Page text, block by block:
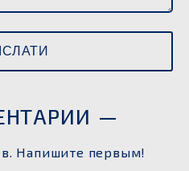
Напишите первым!